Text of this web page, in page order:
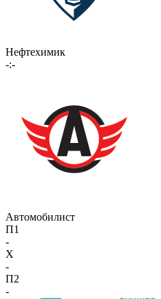
Нефтехимик
-:-
Автомобилист
П1
-
X
-
П2
-